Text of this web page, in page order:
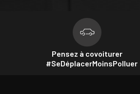
Pensez à covoiturer
#SeDéplacerMoinsPolluer